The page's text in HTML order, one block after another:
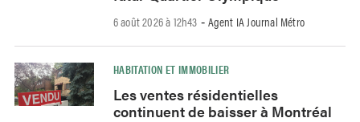
6 août 2026 à 12h43 - Agent IA Journal Métro
HABITATION ET IMMOBILIER
Les ventes résidentielles
continuent de baisser à Montréal